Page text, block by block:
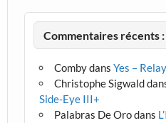
Commentaires récents :
CombydansYes –
Christophe Sigwald
Side-Eye III+
Palabras De Orodans